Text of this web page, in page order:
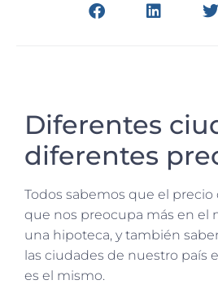
Diferentes
diferentes
Todos sabemos que el precio
que nos preocupa más en el
una hipoteca, y también
las ciudades de nuestro país
es el mismo.